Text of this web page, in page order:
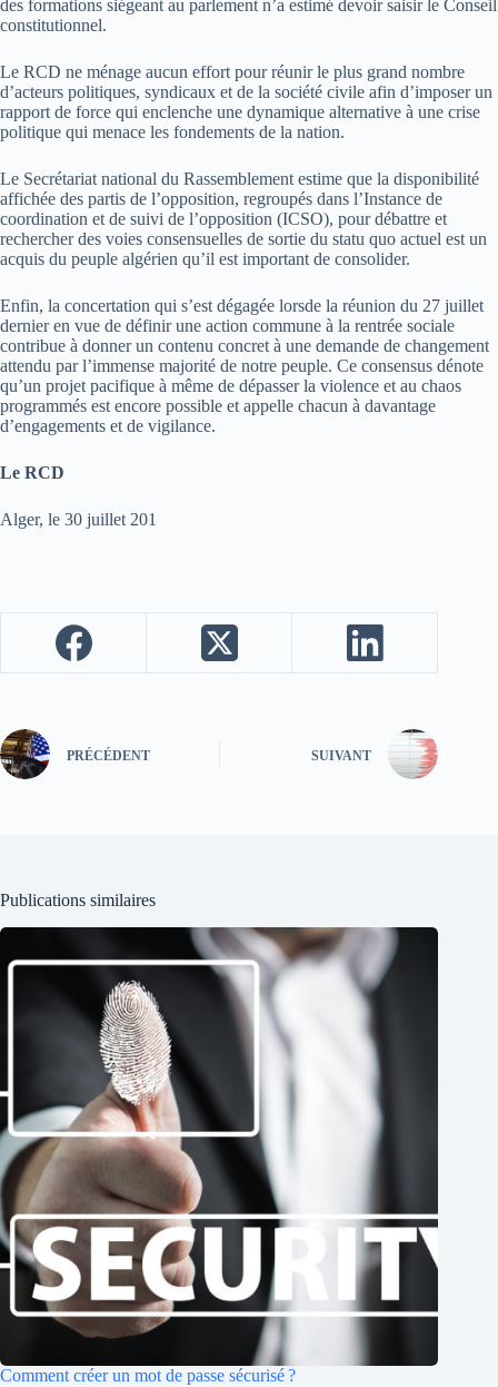
des formations siégeant au parlement n’a estimé devoir saisir le Conseil
constitutionnel.
Le RCD ne ménage aucun effort pour réunir le plus grand nombre
d’acteurs politiques, syndicaux et de la société civile afin d’imposer un
rapport de force qui enclenche une dynamique alternative à une crise
politique qui menace les fondements de la nation.
Le Secrétariat national du Rassemblement estime que la disponibilité
affichée des partis de l’opposition, regroupés dans l’Instance de
coordination et de suivi de l’opposition (ICSO), pour débattre et
rechercher des voies consensuelles de sortie du statu quo actuel est un
acquis du peuple algérien qu’il est important de consolider.
Enfin, la concertation qui s’est dégagée lorsde la réunion du 27 juillet
dernier en vue de définir une action commune à la rentrée sociale
contribue à donner un contenu concret à une demande de changement
attendu par l’immense majorité de notre peuple. Ce consensus dénote
qu’un projet pacifique à même de dépasser la violence et au chaos
programmés est encore possible et appelle chacun à davantage
d’engagements et de vigilance.
Le RCD
Alger, le 30 juillet 201
PRÉCÉDENT SUIVANT
Publications similaires
Comment créer un mot de passe sécurisé ?